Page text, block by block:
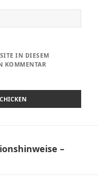
IN DIESEM
KOMMENTAR
–